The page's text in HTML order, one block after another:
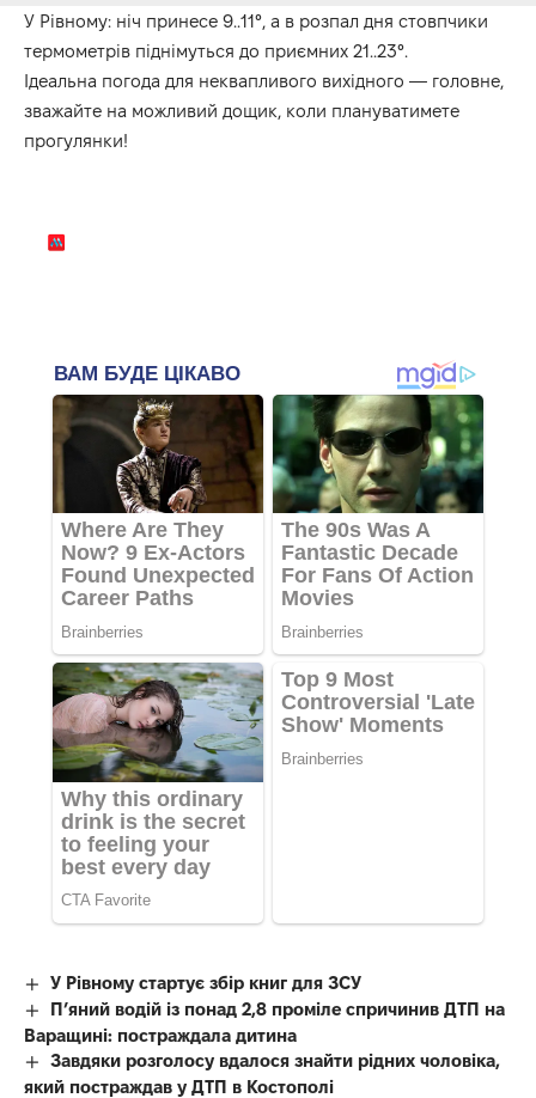
У Рівному: ніч принесе 9..11°, а в розпал дня стовпчики
термометрів піднімуться до приємних 21..23°.
Ідеальна погода для неквапливого вихідного — головне,
зважайте на можливий дощик, коли плануватимете
прогулянки!
У Рівному стартує збір книг для ЗСУ
П’яний водій із понад 2,8 проміле спричинив ДТП на
Варащині: постраждала дитина
Завдяки розголосу вдалося знайти рідних чоловіка,
який постраждав у ДТП в Костополі